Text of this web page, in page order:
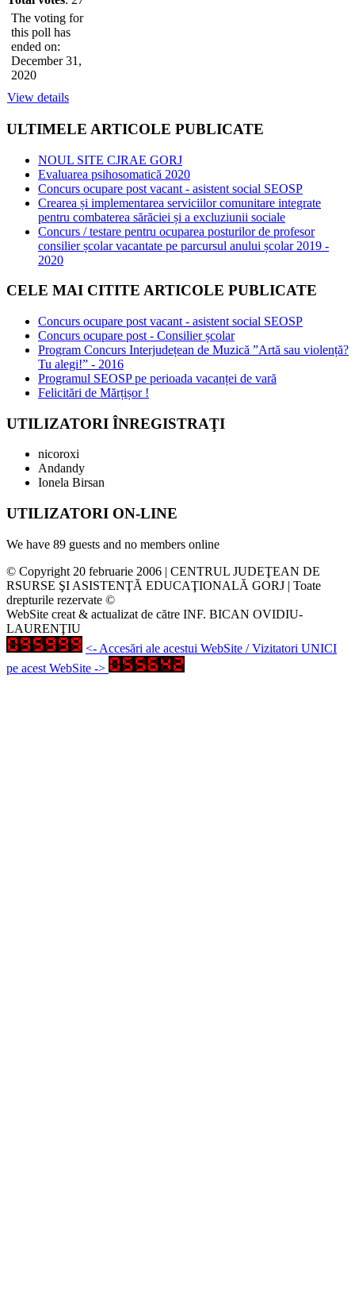
The voting for
this poll has
ended on:
December 31,
2020
View details
ULTIMELE ARTICOLE PUBLICATE
NOUL SITE CJRAE GORJ
Evaluarea psihosomatică 2020
Concurs ocupare post vacant - asistent social SEOSP
Crearea și implementarea serviciilor comunitare integrate
pentru combaterea sărăciei și a excluziunii sociale
Concurs / testare pentru ocuparea posturilor de profesor
consilier școlar vacantate pe parcursul anului școlar 2019 -
2020
CELE MAI CITITE ARTICOLE PUBLICATE
Concurs ocupare post vacant - asistent social SEOSP
Concurs ocupare post - Consilier școlar
Program Concurs Interjudețean de Muzică ”Artă sau violență?
Tu alegi!” - 2016
Programul SEOSP pe perioada vacanței de vară
Felicitări de Mărțișor !
UTILIZATORI ÎNREGISTRAŢI
nicoroxi
Andandy
Ionela Birsan
UTILIZATORI ON-LINE
We have 89 guests and no members online
© Copyright 20 februarie 2006 | CENTRUL JUDEŢEAN DE
RSURSE ŞI ASISTENŢĂ EDUCAŢIONALĂ GORJ | Toate
drepturile rezervate ©
WebSite creat & actualizat de către INF. BICAN OVIDIU-
LAURENŢIU
<- Accesări ale acestui WebSite / Vizitatori UNICI
pe acest WebSite ->